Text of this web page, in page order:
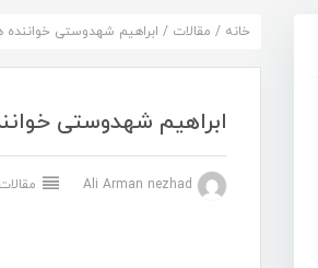
خانه / مقالات / ابراهیم شهدوستی خواننده
ابراهیم شهدوستی
مقالات